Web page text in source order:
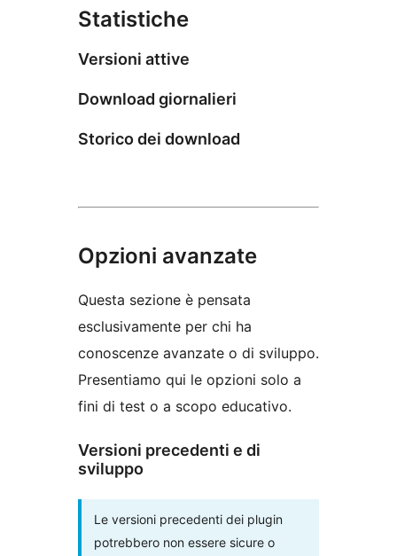
Statistiche
Versioni attive
Download giornalieri
Storico dei download
Opzioni avanzate
Questa sezione è pensata
esclusivamente per chi ha
conoscenze avanzate o di sviluppo.
Presentiamo qui le opzioni solo a
fini di test o a scopo educativo.
Versioni precedenti e di
sviluppo
Le versioni precedenti dei plugin
potrebbero non essere sicure o